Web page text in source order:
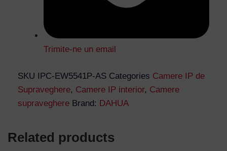
Trimite-ne un email
SKU IPC-EW5541P-AS Categories Camere IP de
Supraveghere, Camere IP interior, Camere
supraveghere Brand: DAHUA
Related products